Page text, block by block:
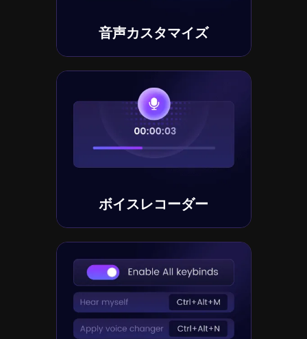
音声カスタマイズ
ボイスレコーダー